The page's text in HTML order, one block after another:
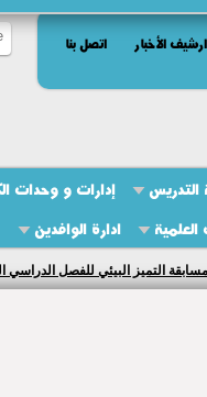
ارشيف الأخبار اتصل بنا
إدارات و وحدات
العلمية ادارة الوافدين
البيئي للفصل الدراسي الثاني